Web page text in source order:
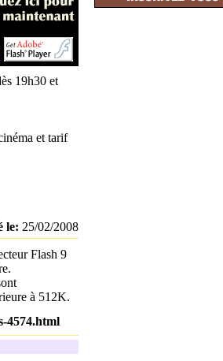
19h30 et
et tarif
le: 25/02/2008
Flash 9
à 512K.
4574.html